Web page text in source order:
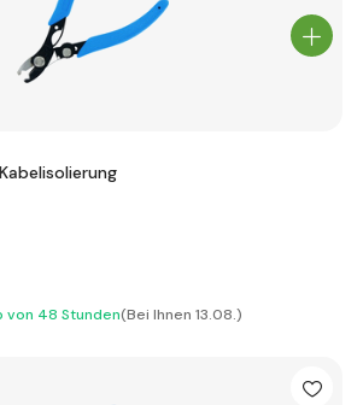
von 48 Stunden(Bei Ihnen 13.08.)